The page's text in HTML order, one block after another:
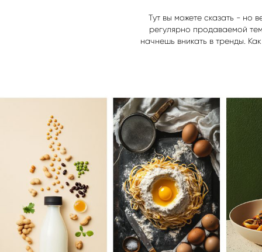
Тут вы можете сказать - но
регулярно продаваемой
начнешь вникать в тренды.